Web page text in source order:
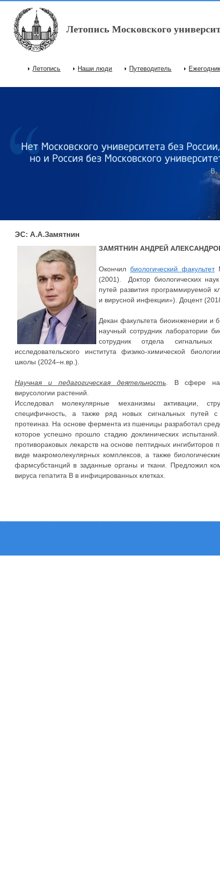
Перейти к основному содержанию
Летопись Московского
Главное меню
Летопись Наши люди Путеводитель
ЭС: А.А.Замятнин
ЗАМЯТНИН АНДРЕЙ
Окончилбиологический факультет
(2001). Доктор биологических
путей развития программируемой
и вирусной инфекции»). Доцент
Декан факультета биоинженерии
научный сотрудник лаборатории
сотрудник отдела
исследовательского института физико-химической
школы (2024–н.вр.).
Научная и педагогическая деятельность. В сфере
вирусологии растений.
Исследовал молекулярные механизмы активации,
специфичность, а также ряд новых сигнальных путей с
протеиназ. На основе фермента из пшеницы разработал
которое успешно прошло стадию доклинических
противораковых лекарств на основе пептидных
виде макромолекулярных комплексов, а также
фармсубстанций в заданные органы и ткани. Предложил
вируса гепатита B в инфицированных клетках.